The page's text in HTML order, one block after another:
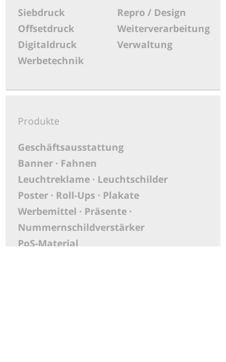
Siebdruck
Offsetdruck
Digitaldruck
Werbetechnik
Repro / Design
Weiterverarbeitung
Verwaltung
Produkte
Geschäftsausstattung
Banner · Fahnen
Leuchtreklame · Leuchtschilder
Poster · Roll-Ups · Plakate
Werbemittel · Präsente ·
Nummernschildverstärker
PoS-Material